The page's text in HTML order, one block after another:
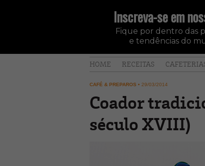
Inscreva-se em
Fique por dentro das
e tendências do
HOME RECEITAS
CAFÉ & PREPAROS • 29/03/2014
Coador
século XVIII)